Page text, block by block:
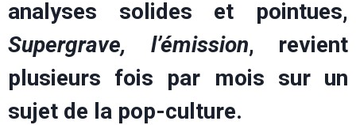
analyses solides et pointues,
Supergrave, l’émission, revient
plusieurs fois par mois sur un
sujet de la pop-culture.